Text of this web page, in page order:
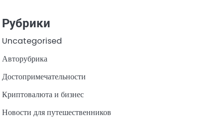
Рубрики
Uncategorised
Авторубрика
Достопримечательности
Криптовалюта и бизнес
Новости для путешественников